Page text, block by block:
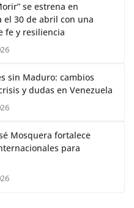
se estrena en
el 30 de abril con una
fe y resiliencia
sin Maduro: cambios
y dudas en Venezuela
Mosquera fortalece
para